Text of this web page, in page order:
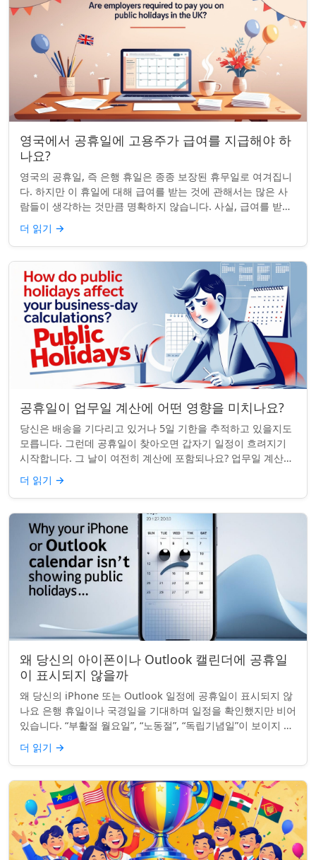
영국에서 공휴일에 고용주가 급여를 지급해야 하
나요?
영국의 공휴일, 즉 은행 휴일은 종종 보장된 휴무일로 여겨집니
다. 하지만 이 휴일에 대해 급여를 받는 것에 관해서는 많은 사
람들이 생각하는 것만큼 명확하지 않습니다. 사실, 급여를 받거
나 하루 쉬는 것이 전적으로 계...
더 읽기 →
공휴일이 업무일 계산에 어떤 영향을 미치나요?
당신은 배송을 기다리고 있거나 5일 기한을 추적하고 있을지도
모릅니다. 그런데 공휴일이 찾아오면 갑자기 일정이 흐려지기
시작합니다. 그 날이 여전히 계산에 포함되나요? 업무일 계산을
할 때 공휴일은 생각보다 더 중요...
더 읽기 →
왜 당신의 아이폰이나 Outlook 캘린더에 공휴일
이 표시되지 않을까
왜 당신의 iPhone 또는 Outlook 일정에 공휴일이 표시되지 않
나요 은행 휴일이나 국경일을 기대하며 일정을 확인했지만 비어
있습니다. “부활절 월요일”, “노동절”, “독립기념일”이 보이지 않
네요. iPhon...
더 읽기 →